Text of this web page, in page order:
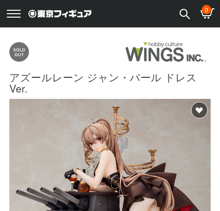
0
アズールレーン ジャン・バール ドレス
Ver.